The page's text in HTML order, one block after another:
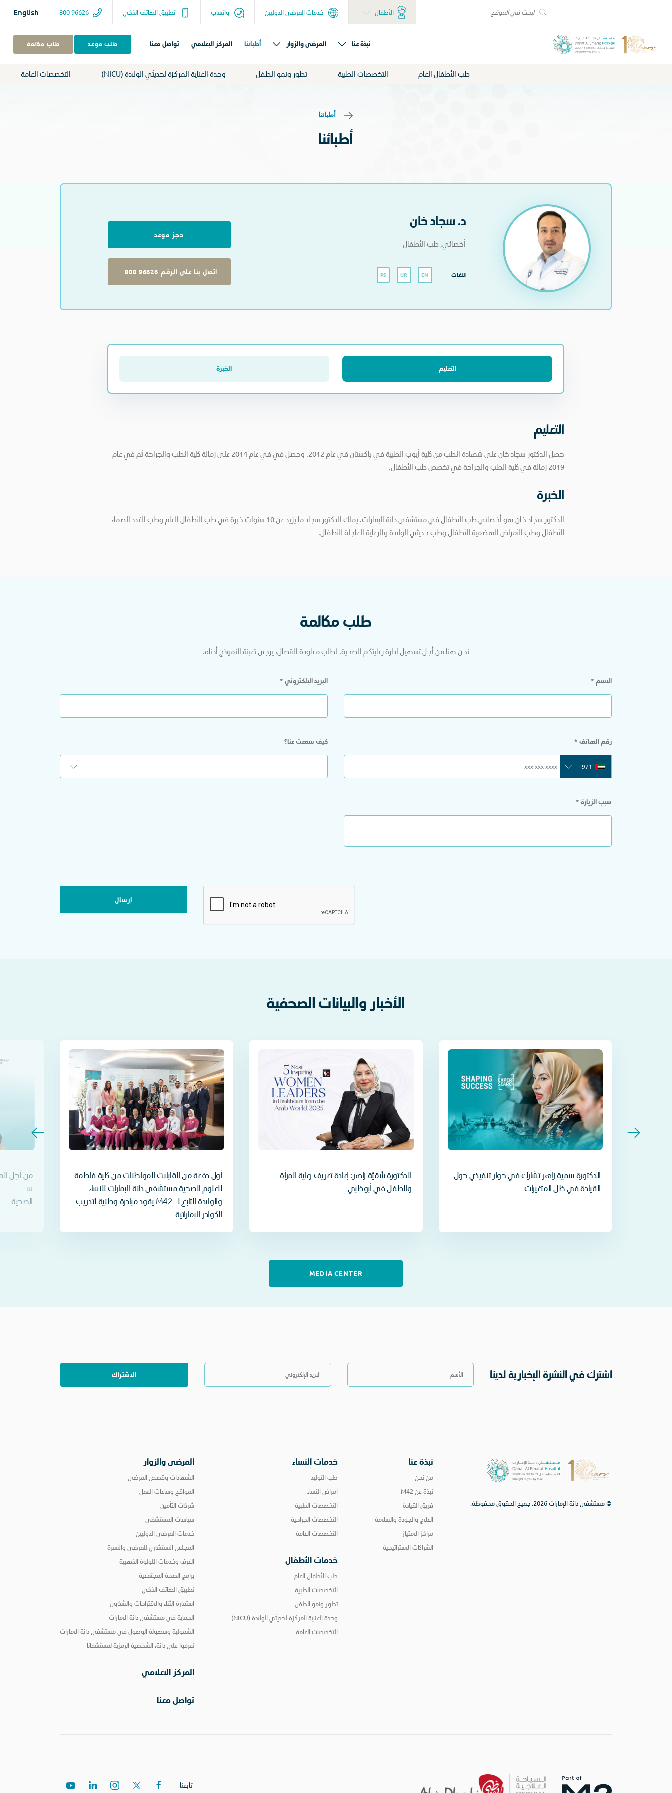
الأطفال خدمات المرضى الدوليين واتساب تطبيق الهاتف الذكي 800 96626
English
نبذة عنا المرضى والزوار أطبائنا المركز الإعلامي تواصل معنا طلب موعد طلب مكالمة
طب الأطفال العام التخصصات الطبية تطور ونمو الطفل وحدة العناية المركزة لحديثي الولادة (NICU) التخصصات العامة
أطبائنا
أطبائنا
د. سجاد خان
أخصائي, طب الأطفال
اللغات EN
UR
PS
حجز موعد
اتصل بنا على الرقم 800 96626
التعليم الخبرة
التعليم
حصل الدكتور سجاد خان على شهادة الطب من كلية أيوب الطبية في باكستان في عام 2012. وحصل في في عام 2014 على زمالة كلية الطب والجراحة ثم في عام
2019 زمالة في كلية الطب والجراحة في تخصص طب الأطفال.
الخبرة
الدكتور سجاد خان هو أخصائي طب الأطفال في مستشفى دانة الإمارات. يملك الدكتور سجاد ما يزيد عن 10 سنوات خبرة في طب الأطفال العام وطب الغدد الصماء
للأطفال وطب الأمراض الهضمية للأطفال وطب حديثي الولادة والرعاية العاجلة للأطفال.
طلب مكالمة
نحن هنا من أجل تسهيل إدارة رعايتكم الصحية. لطلب معاودة الاتصال، يرجى تعبئة النموذج أدناه.
الاسم *
رقم الهاتف *
+971
سبب الزيارة *
البريد الإلكتروني *
كيف سمعت عنا؟
الأخبار والبيانات الصحفية
الدكتورة سمية زاهر تشارك في حوار تنفيذي حول
القيادة في ظل المتغيرات
الدكتورة سُمَيّة زاهر: إعادة تعريف رعاية المرأة
والطفل في أبوظبي
أول دفعة من القابلات المواطنات من كلية فاطمة
للعلوم الصحية مستشفى دانة الإمارات للنساء
والولادة التابع لـ M42 يقود مبادرة وطنية لتدريب
الكوادر الإماراتية
من أجل
الصحية
MEDIA CENTER
اشترك في النشرة الإخبارية لدينا
© مستشفى دانة الإمارات 2026. جميع الحقوق محفوظة.
نبذة عنا
من نحن
نبذة عن M42
فريق القيادة
العلاج والجودة والسلامة
مراكز الامتياز
الشراكات الاستراتيجية
خدمات النساء
طب التوليد
أمراض النساء
التخصصات الطبية
التخصصات الجراحية
التخصصات العامة
خدمات الأطفال
طب الأطفال العام
التخصصات الطبية
تطور ونمو الطفل
وحدة العناية المركزة لحديثي الولادة (NICU)
التخصصات العامة
المرضى والزوار
الشهادات وقصص المرضى
المواقع وساعات العمل
شركات التأمين
سياسات المستشفى
خدمات المرضى الدوليين
المجلس الاستشاري للمرضى والأسرة
الغرف وخدمات اللؤلؤة الذهبية
برامج الصحة المجتمعية
تطبيق الهاتف الذكي
استمارة الثناء والاقتراحات والشكاوى
الحماية في مستشفى دانة الامارات
الشمولية وسهولة الوصول في مستشفى دانة الامارات
تعرفوا على دانة، الشخصية الرمزية لمستشفانا
المركز الإعلامي
تواصل معنا
تابعنا